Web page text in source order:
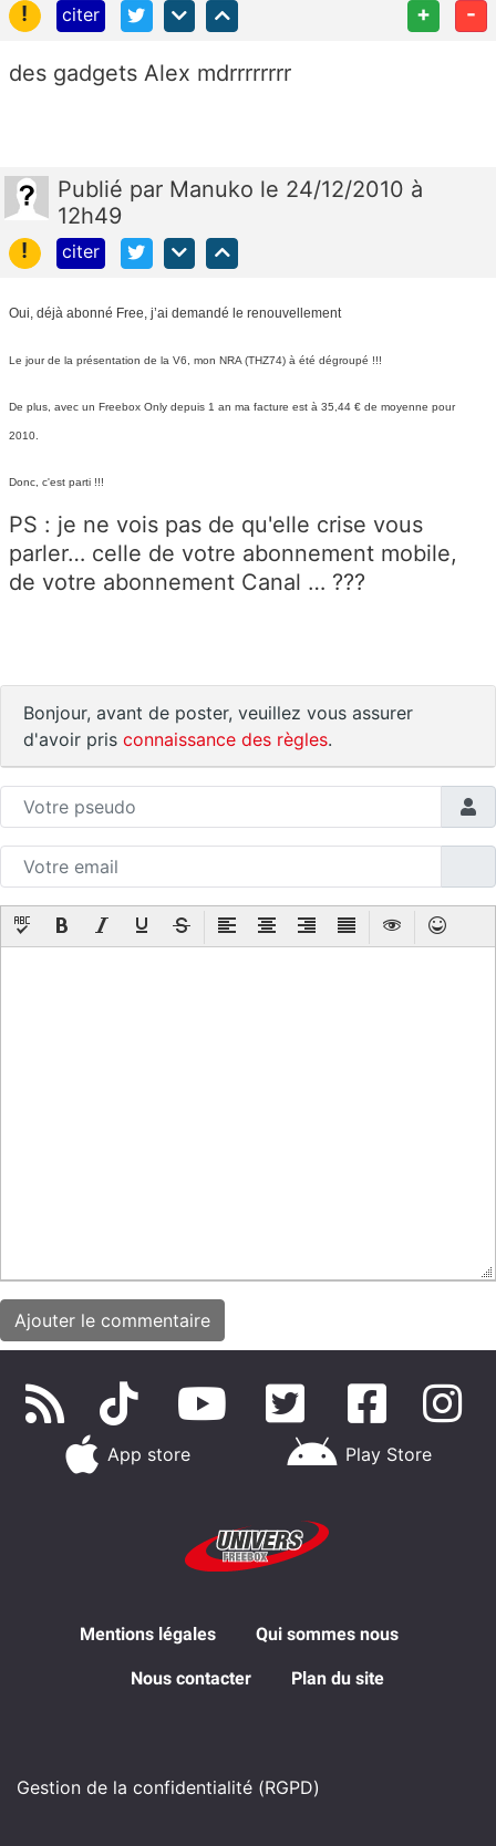
!
citer + -
des gadgets Alex mdrrrrrrrr
Publié par Manuko le 24/12/2010 à
12h49
!
citer
Oui, déjà abonné Free, j’ai demandé le renouvellement
Le jour de la présentation de la V6, mon NRA (THZ74) à été dégroupé !!!
De plus, avec un Freebox Only depuis 1 an ma facture est à 35,44 € de moyenne pour
2010.
Donc, c'est parti !!!
PS : je ne vois pas de qu'elle crise vous
parler… celle de votre abonnement mobile,
de votre abonnement Canal … ???
Bonjour, avant de poster, veuillez vous assurer
d'avoir pris connaissance des règles.
App store Play Store
Mentions légales Qui sommes nous
Nous contacter Plan du site
Gestion de la confidentialité (RGPD)